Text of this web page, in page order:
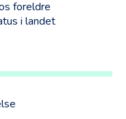
foreldre
i landet